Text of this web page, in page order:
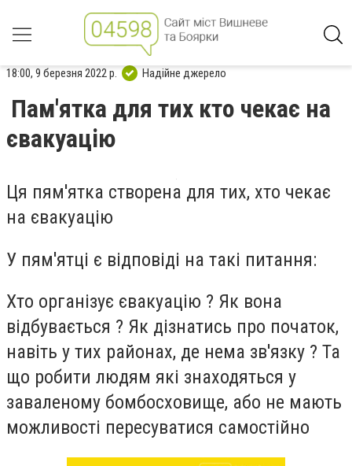
18:00, 9 березня 2022 р. Надійне джерело
Пам'ятка для тих кто чекає на
євакуацію
Ця пям'ятка створена для тих, хто чекає
на євакуацію
У пям'ятці є відповіді на такі питання:
Хто організує євакуацію ? Як вона
відбувається ? Як дізнатись про початок,
навіть у тих районах, де нема зв'язку ? Та
що робити людям які знаходяться у
заваленому бомбосховище, або не мають
можливості пересуватися самостійно